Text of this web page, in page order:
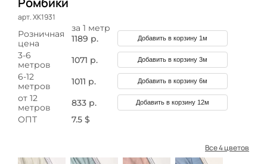
арт. ХК1931
за 1 метр
Розничная
цена
1189 р. Добавить в корзину 1м
3-6
метров
1071 р. Добавить в корзину 3м
6-12
метров
1011 р. Добавить в корзину 6м
от 12
метров
833 р. Добавить в корзину 12м
ОПТ 7.5 $
Все 4 цветов